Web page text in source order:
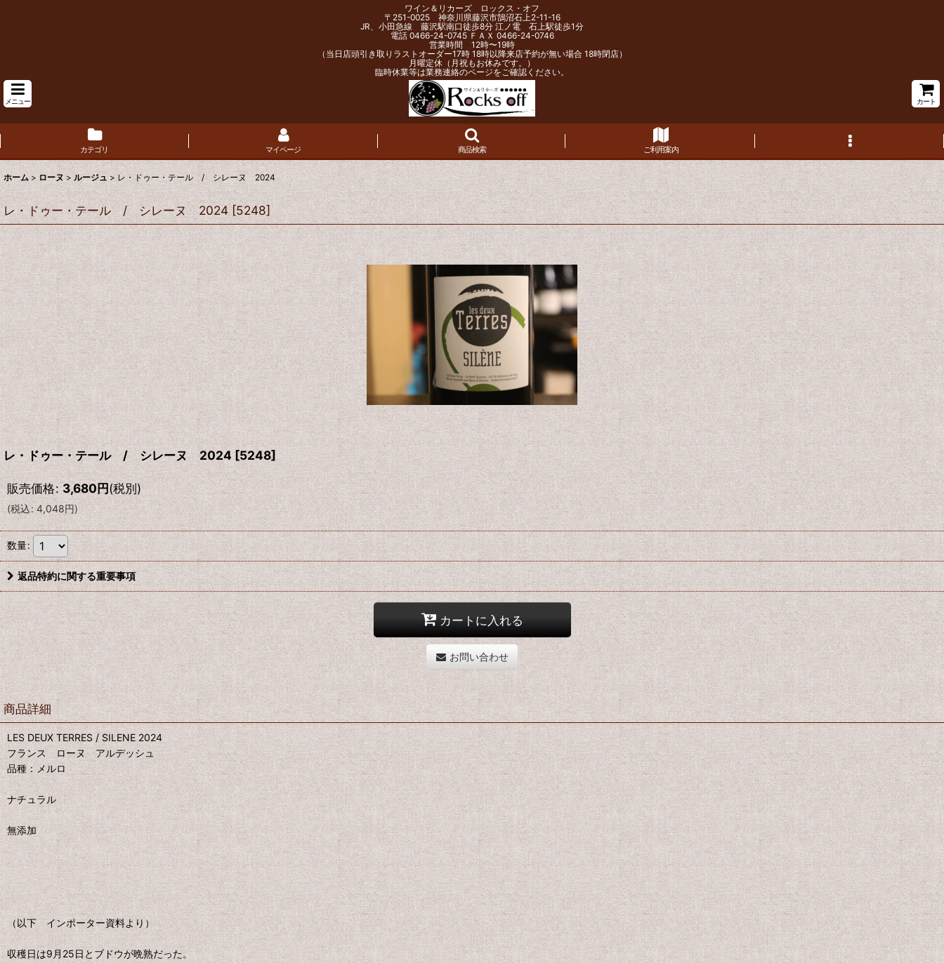
ワイン＆リカーズ ロックス・オフ
〒251-0025 神奈川県藤沢市鵠沼石上2-11-16
JR、小田急線 藤沢駅南口徒歩8分 江ノ電 石上駅徒歩1分
電話 0466-24-0745 ＦＡＸ 0466-24-0746
営業時間 12時〜19時
（当日店頭引き取りラストオーダー17時 18時以降来店予約が無い場合 18時閉店）
月曜定休（月祝もお休みです。）
臨時休業等は業務連絡のページをご確認ください。
メニュー カート
カテゴリ マイページ 商品検索 ご利用案内
ホーム > ローヌ > ルージュ > レ・ドゥー・テール / シレーヌ 2024
レ・ドゥー・テール / シレーヌ 2024 [5248]
レ・ドゥー・テール / シレーヌ 2024[5248]
販売価格: 3,680円(税別)
(税込: 4,048円)
数量:
返品特約に関する重要事項
カートに入れる
お問い合わせ
商品詳細
LES DEUX TERRES / SILENE 2024
フランス ローヌ アルデッシュ
品種：メルロ
ナチュラル
無添加
（以下 インポーター資料より）
収穫日は9月25日とブドウが晩熟だった。